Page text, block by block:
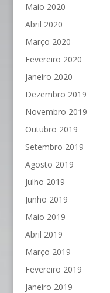
Maio 2020
Abril 2020
Março 2020
Fevereiro 2020
Janeiro 2020
Dezembro 2019
Novembro 2019
Outubro 2019
Setembro 2019
Agosto 2019
Julho 2019
Junho 2019
Maio 2019
Abril 2019
Março 2019
Fevereiro 2019
Janeiro 2019